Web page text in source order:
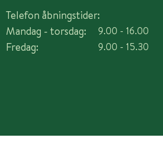
Telefon åbningstider:
Mandag - torsdag:
Fredag:
9.00 - 16.00
9.00 - 15.30